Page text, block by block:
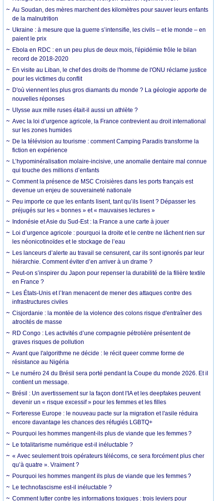
Au Soudan, des mères marchent des kilomètres pour sauver leurs enfants
de la malnutrition
Ukraine : à mesure que la guerre s’intensifie, les civils – et le monde – en
paient le prix
Ebola en RDC : en un peu plus de deux mois, l'épidémie frôle le bilan
record de 2018-2020
En visite au Liban, le chef des droits de l'homme de l'ONU réclame justice
pour les victimes du conflit
D'où viennent les plus gros diamants du monde ? La géologie apporte de
nouvelles réponses
Ulysse aux mille ruses était-il aussi un athlète ?
Avec la loi d’urgence agricole, la France contrevient au droit international
sur les zones humides
De la télévision au tourisme : comment Camping Paradis transforme la
fiction en expérience
L’hypominéralisation molaire-incisive, une anomalie dentaire mal connue
qui touche des millions d’enfants
Comment la présence de MSC Croisières dans les ports français est
devenue un enjeu de souveraineté nationale
Peu importe ce que les enfants lisent, tant qu’ils lisent ? Dépasser les
préjugés sur les « bonnes » et « mauvaises lectures »
Indonésie et Asie du Sud-Est : la France a une carte à jouer
Loi d’urgence agricole : pourquoi la droite et le centre ne lâchent rien sur
les néonicotinoïdes et le stockage de l’eau
Les lanceurs d’alerte au travail se censurent, car ils sont ignorés par leur
hiérarchie. Comment éviter d’en arriver à un drame ?
Peut-on s’inspirer du Japon pour repenser la durabilité de la filière textile
en France ?
Les États-Unis et l’Iran menacent de mener des attaques contre des
infrastructures civiles
Cisjordanie : la montée de la violence des colons risque d'entraîner des
atrocités de masse
RD Congo : Les activités d’une compagnie pétrolière présentent de
graves risques de pollution
Avant que l'algorithme ne décide : le récit queer comme forme de
résistance au Nigéria
Le numéro 24 du Brésil sera porté pendant la Coupe du monde 2026. Et il
contient un message.
Brésil : Un avertissement sur la façon dont l'IA et les deepfakes peuvent
devenir un « risque excessif » pour les femmes et les filles
Forteresse Europe : le nouveau pacte sur la migration et l'asile réduira
encore davantage les chances des réfugiés LGBTQ+
Pourquoi les hommes mangent-ils plus de viande que les femmes ?
Le totalitarisme numérique est-il inéluctable ?
« Avec seulement trois opérateurs télécoms, ce sera forcément plus cher
qu’à quatre ». Vraiment ?
Pourquoi les hommes mangent ils plus de viande que les femmes ?
Le technofascisme est-il inéluctable ?
Comment lutter contre les informations toxiques : trois leviers pour